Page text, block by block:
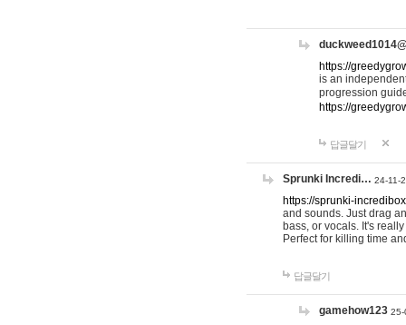
https://
is an
progression
https://
답글달기
Sprunki Incredi… 24-11-
https://sprunki-
and sounds. Just drag
bass, or vocals. It's
Perfect for killing time
답글달기
gamehow123 25-